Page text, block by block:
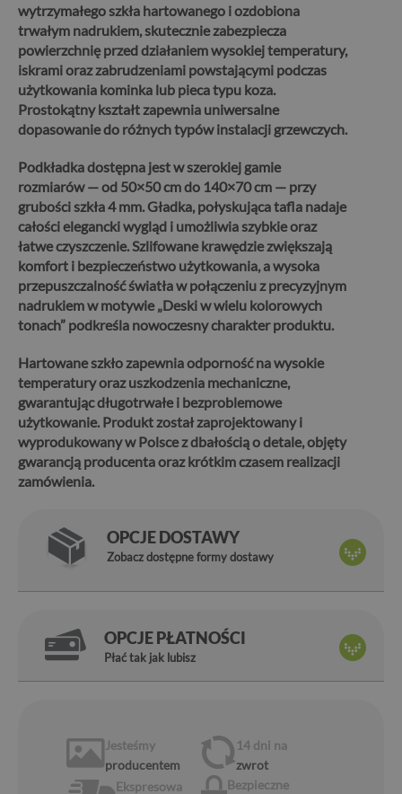
wytrzymałego szkła hartowanego i ozdobiona
trwałym nadrukiem, skutecznie zabezpiecza
powierzchnię przed działaniem wysokiej temperatury,
iskrami oraz zabrudzeniami powstającymi podczas
użytkowania kominka lub pieca typu koza.
Prostokątny kształt zapewnia uniwersalne
dopasowanie do różnych typów instalacji grzewczych.
Podkładka dostępna jest w szerokiej gamie
rozmiarów — od 50×50 cm do 140×70 cm — przy
grubości szkła 4 mm. Gładka, połyskująca tafla nadaje
całości elegancki wygląd i umożliwia szybkie oraz
łatwe czyszczenie.Szlifowane krawędzie zwiększają
komfort i bezpieczeństwo użytkowania, a wysoka
przepuszczalność światła w połączeniu z precyzyjnym
nadrukiem w motywie „Deski w wielu kolorowych
tonach” podkreśla nowoczesny charakter produktu.
Hartowane szkło zapewnia odporność na wysokie
temperatury oraz uszkodzenia mechaniczne,
gwarantując długotrwałe i bezproblemowe
użytkowanie. Produkt został zaprojektowany i
wyprodukowany w Polsce z dbałością o detale, objęty
gwarancją producenta oraz krótkim czasem realizacji
zamówienia.
OPCJE DOSTAWY
Zobacz dostępne formy dostawy
OPCJE PŁATNOŚCI
Płać tak jak lubisz
Jesteśmy
producentem
14 dni na
zwrot
Ekspresowa
Bezpieczne